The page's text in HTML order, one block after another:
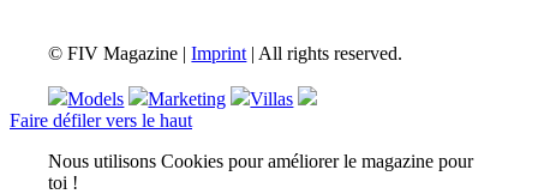
© FIV Magazine |Imprint | All rights reserved.
Models Marketing
Villas
Faire défiler vers le haut
Nous utilisons Cookies pour améliorer le magazine pour
toi !